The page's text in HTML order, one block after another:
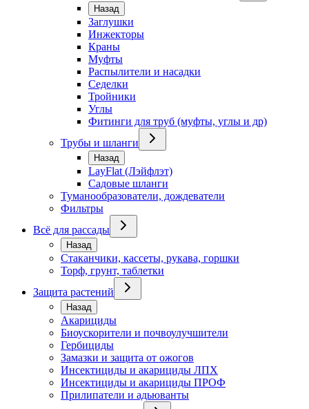
Назад
Заглушки
Инжекторы
Краны
Муфты
Распылители и насадки
Седелки
Тройники
Углы
Фитинги для труб (муфты, углы и др)
Трубы и шланги
Назад
LayFlat (Лэйфлэт)
Садовые шланги
Туманообразователи, дождеватели
Фильтры
Всё для рассады
Назад
Стаканчики, кассеты, рукава, горшки
Торф, грунт, таблетки
Защита растений
Назад
Акарициды
Биоускорители и почвоулучшители
Гербициды
Замазки и защита от ожогов
Инсектициды и акарициды ЛПХ
Инсектициды и акарициды ПРОФ
Прилипатели и адьюванты